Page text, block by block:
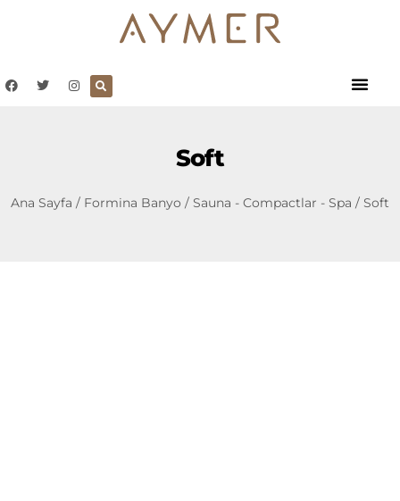
Soft
Ana Sayfa / Formina Banyo / Sauna - Compactlar - Spa / Soft